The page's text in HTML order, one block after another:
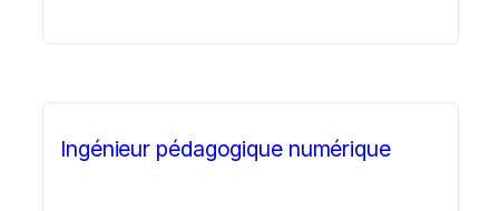
Ingénieur pédagogique numérique